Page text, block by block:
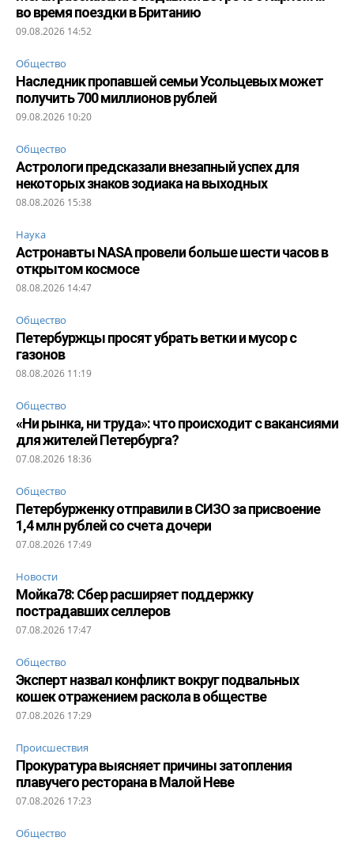
во время поездки в Британию
09.08.2026 14:52
Общество
Наследник пропавшей семьи Усольцевых может
получить 700 миллионов рублей
09.08.2026 10:20
Общество
Астрологи предсказали внезапный успех для
некоторых знаков зодиака на выходных
08.08.2026 15:38
Наука
Астронавты NASA провели больше шести часов в
открытом космосе
08.08.2026 14:47
Общество
Петербуржцы просят убрать ветки и мусор с
газонов
08.08.2026 11:19
Общество
«Ни рынка, ни труда»: что происходит с вакансиями
для жителей Петербурга?
07.08.2026 18:36
Общество
Петербурженку отправили в СИЗО за присвоение
1,4 млн рублей со счета дочери
07.08.2026 17:49
Новости
Мойка78: Сбер расширяет поддержку
пострадавших селлеров
07.08.2026 17:47
Общество
Эксперт назвал конфликт вокруг подвальных
кошек отражением раскола в обществе
07.08.2026 17:29
Происшествия
Прокуратура выясняет причины затопления
плавучего ресторана в Малой Неве
07.08.2026 17:23
Общество